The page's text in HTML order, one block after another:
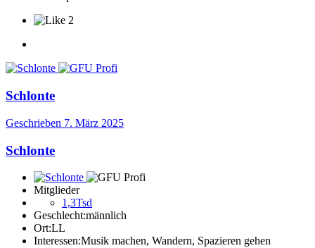
2
Schlonte
Geschrieben 7. März 2025
Schlonte
Mitglieder
1,3Tsd
Geschlecht:männlich
Ort:LL
Interessen:Musik machen, Wandern, Spazieren gehen